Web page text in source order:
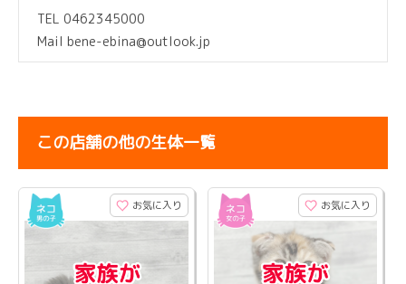
TEL 0462345000
Mail bene-ebina@outlook.jp
この店舗の他の生体一覧
お気に入り お気に入り